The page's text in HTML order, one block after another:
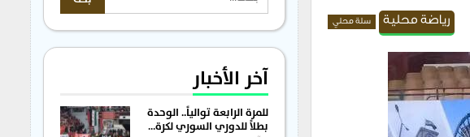
رياضة محلية سلة محلي
آخر الأخبار
للمرة الرابعة توالياً.. الوحدة
بطلاً للدوري السوري لكرة…